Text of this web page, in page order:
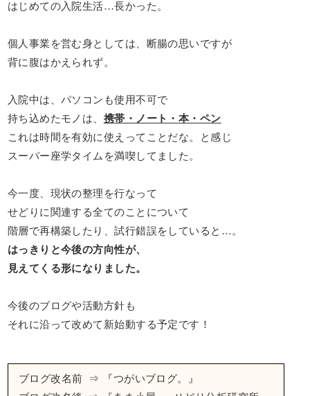
はじめての入院生活…長かった。
個人事業を営む身としては、断腸の思いですが
背に腹はかえられず。
入院中は、パソコンも使用不可で
持ち込めたモノは、 携帯・ノート・本・ペン
これは時間を有効に使えってことだな。と感じ
スーパー座学タイムを満喫してました。
今一度、現状の整理を行なって
せどりに関連する全てのことについて
階層で再構築したり、試行錯誤をしていると…。
はっきりと今後の方向性が、
見えてくる形になりました。
今後のブログや活動方針も
それに沿って改めて新始動する予定です！
ブログ改名前 ⇒ 『つがいブログ。』